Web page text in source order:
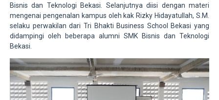
Bisnis dan Teknologi Bekasi. Selanjutnya diisi dengan materi
mengenai pengenalan kampus oleh kak Rizky Hidayatullah, S.M.
selaku perwakilan dari Tri Bhakti Business School Bekasi yang
didampingi oleh beberapa alumni SMK Bisnis dan Teknologi
Bekasi.